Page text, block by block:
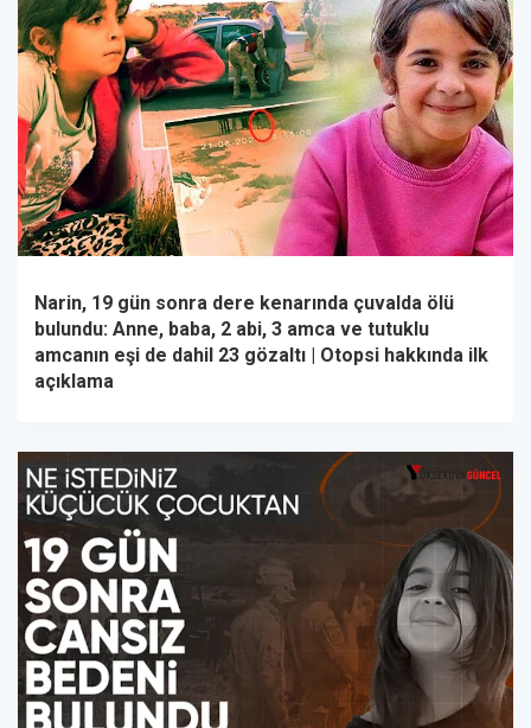
Narin, 19 gün sonra dere kenarında çuvalda ölü
bulundu: Anne, baba, 2 abi, 3 amca ve tutuklu
amcanın eşi de dahil 23 gözaltı | Otopsi hakkında ilk
açıklama